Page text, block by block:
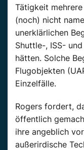
Tätigkeit
(noch) nicht
unerklärlichen
Shuttle-, ISS-
hätten. Solche
Flugobjekten
Einzelfälle.
Rogers fordert,
öffentlich
ihre angeblich
außerirdische